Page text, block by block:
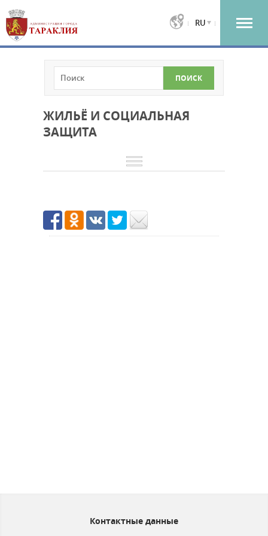
RU
ЖИЛЬЁ И СОЦИАЛЬНАЯ
ЗАЩИТА
Контактные данные